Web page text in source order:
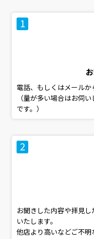
電話、もしくはメールか
（量が多い場合はお伺
です。）
お聞きした内容や拝見
いたします。
他店より高いなどご不